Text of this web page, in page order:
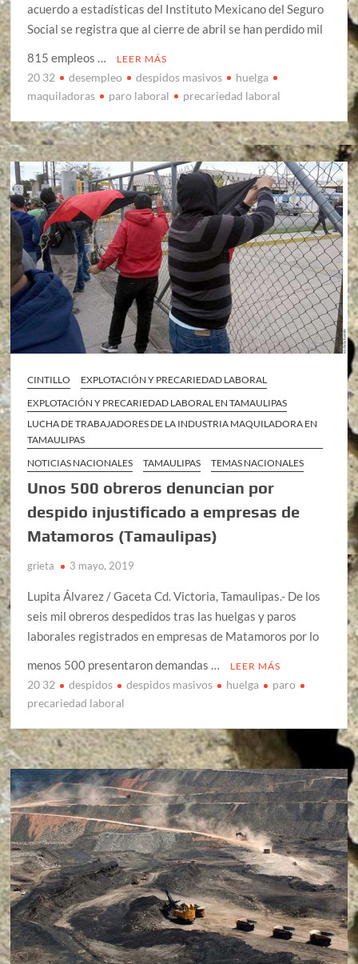
acuerdo a estadísticas del Instituto Mexicano del Seguro
Social se registra que al cierre de abril se han perdido mil
815 empleos …
LEER MÁS
20 32 desempleo despidos masivos
huelga
maquiladoras
paro laboral precariedad laboral
CINTILLO
EXPLOTACIÓN Y PRECARIEDAD LABORAL
EXPLOTACIÓN Y PRECARIEDAD LABORAL EN TAMAULIPAS
LUCHA DE TRABAJADORES DE LA INDUSTRIA MAQUILADORA EN
TAMAULIPAS
NOTICIAS NACIONALES
TAMAULIPAS TEMAS NACIONALES
Unos 500 obreros denuncian por
despido injustificado a empresas de
Matamoros (Tamaulipas)
grieta 3 mayo, 2019
Lupita Álvarez / Gaceta Cd. Victoria, Tamaulipas.- De los
seis mil obreros despedidos tras las huelgas y paros
laborales registrados en empresas de Matamoros por lo
menos 500 presentaron demandas …
LEER MÁS
20 32 despidos despidos masivos huelga
paro
precariedad laboral